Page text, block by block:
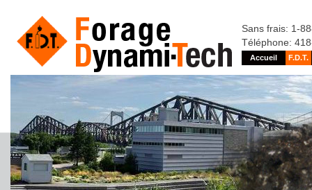
Sans frais: 1-
Téléphone:
Accueil F.D.T.